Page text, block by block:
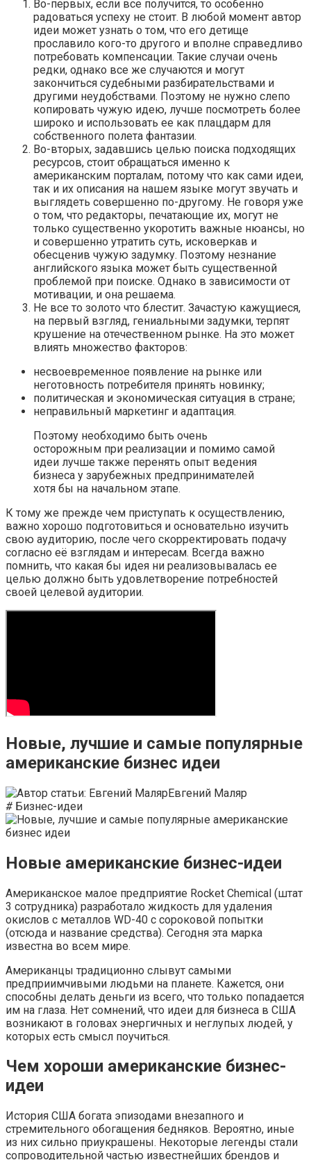
Во-первых, если все получится, то особенно
радоваться успеху не стоит. В любой момент автор
идеи может узнать о том, что его детище
прославило кого-то другого и вполне справедливо
потребовать компенсации. Такие случаи очень
редки, однако все же случаются и могут
закончиться судебными разбирательствами и
другими неудобствами. Поэтому не нужно слепо
копировать чужую идею, лучше посмотреть более
широко и использовать ее как плацдарм для
собственного полета фантазии.
Во-вторых, задавшись целью поиска подходящих
ресурсов, стоит обращаться именно к
американским порталам, потому что как сами идеи,
так и их описания на нашем языке могут звучать и
выглядеть совершенно по-другому. Не говоря уже
о том, что редакторы, печатающие их, могут не
только существенно укоротить важные нюансы, но
и совершенно утратить суть, исковеркав и
обесценив чужую задумку. Поэтому незнание
английского языка может быть существенной
проблемой при поиске. Однако в зависимости от
мотивации, и она решаема.
Не все то золото что блестит. Зачастую кажущиеся,
на первый взгляд, гениальными задумки, терпят
крушение на отечественном рынке. На это может
влиять множество факторов:
несвоевременное появление на рынке или
неготовность потребителя принять новинку;
политическая и экономическая ситуация в стране;
неправильный маркетинг и адаптация.
Поэтому необходимо быть очень
осторожным при реализации и помимо самой
идеи лучше также перенять опыт ведения
бизнеса у зарубежных предпринимателей
хотя бы на начальном этапе.
К тому же прежде чем приступать к осуществлению,
важно хорошо подготовиться и основательно изучить
свою аудиторию, после чего скорректировать подачу
согласно её взглядам и интересам. Всегда важно
помнить, что какая бы идея ни реализовывалась ее
целью должно быть удовлетворение потребностей
своей целевой аудитории.
Новые, лучшие и самые популярные
американские бизнес идеи
Евгений Маляр
# Бизнес-идеи
Новые американские бизнес-идеи
Американское малое предприятие Rocket Chemical (штат
3 сотрудника) разработало жидкость для удаления
окислов с металлов WD-40 с сороковой попытки
(отсюда и название средства). Сегодня эта марка
известна во всем мире.
Американцы традиционно слывут самыми
предприимчивыми людьми на планете. Кажется, они
способны делать деньги из всего, что только попадается
им на глаза. Нет сомнений, что идеи для бизнеса в США
возникают в головах энергичных и неглупых людей, у
которых есть смысл поучиться.
Чем хороши американские бизнес-
идеи
История США богата эпизодами внезапного и
стремительного обогащения бедняков. Вероятно, иные
из них сильно приукрашены. Некоторые легенды стали
сопроводительной частью известнейших брендов и